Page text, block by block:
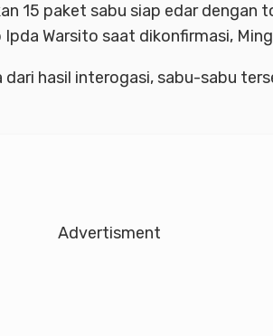
15 paket sabu siap edar dengan
Ipda Warsito saat dikonfirmasi,
dari hasil interogasi, sabu-sabu
Advertisment